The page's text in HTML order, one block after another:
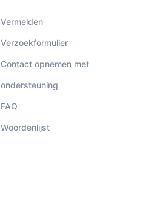
Vermelden
Verzoekformulier
Contact opnemen met
ondersteuning
FAQ
Woordenlijst